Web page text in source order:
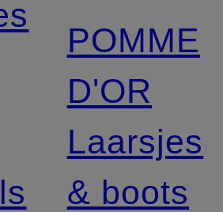
POMME
D'OR
Laarsjes
& boots